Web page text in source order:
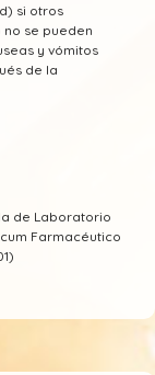
si otros
se pueden
y vómitos
de la
de Laboratorio
Farmacéutico